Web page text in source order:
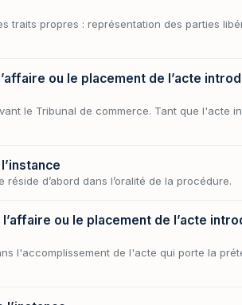
traits propres : représentation des parties
ou le placement de l’acte
le Tribunal de commerce. Tant que l'acte
d’abord dans l’oralité de la procédure.
ou le placement de l’acte
l'accomplissement de l'acte qui porte la